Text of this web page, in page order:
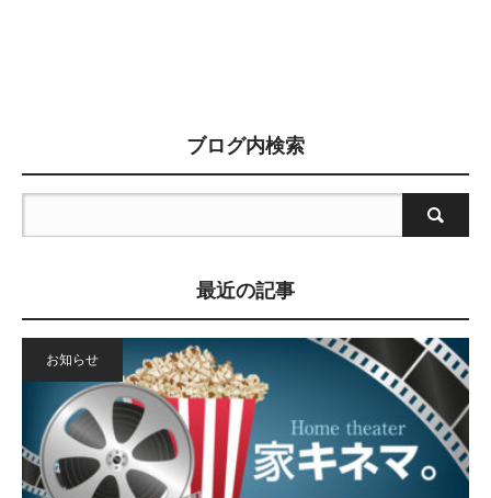
ブログ内検索
最近の記事
お知らせ